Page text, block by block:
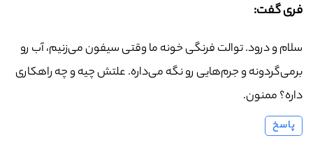
فری گفت:
سلام و درود. توالت فرنگی خونه ما وقتی سیفون می‌زنیم، آب رو
برمی‌گردونه و جرم‌هایی رو نگه می‌داره. علتش چیه و چه راهکاری
داره؟ ممنون.
پاسخ